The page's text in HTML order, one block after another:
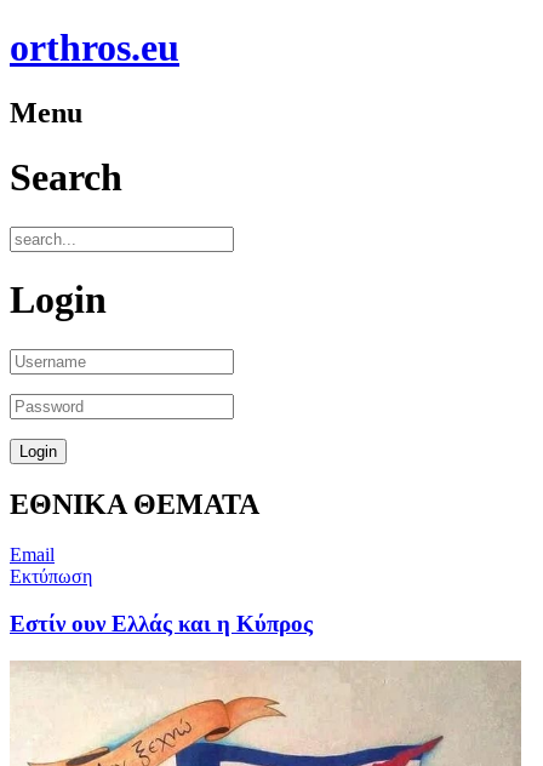
orthros.eu
Menu
Search
Login
ΕΘΝΙΚΑ ΘΕΜΑΤΑ
Email
Εκτύπωση
Εστίν ουν Ελλάς και η Κύπρος